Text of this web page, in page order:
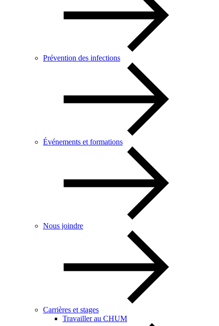
Prévention des infections
Événements et formations
Nous joindre
Carrières et stages
Travailler au CHUM